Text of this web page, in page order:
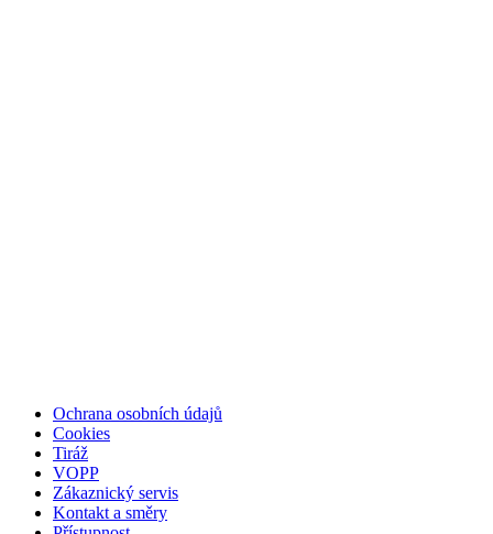
Ochrana osobních údajů
Cookies
Tiráž
VOPP
Zákaznický servis
Kontakt a směry